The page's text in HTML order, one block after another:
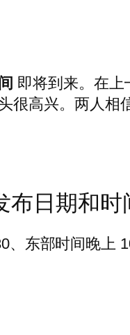
即将到来。在上
很高兴。两人相
日期和时
、东部时间晚上